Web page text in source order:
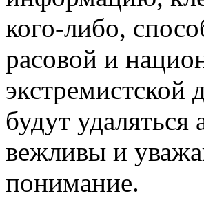
кого-либо,
расовой и
экстремистской
будут
вежливы и
понимание.